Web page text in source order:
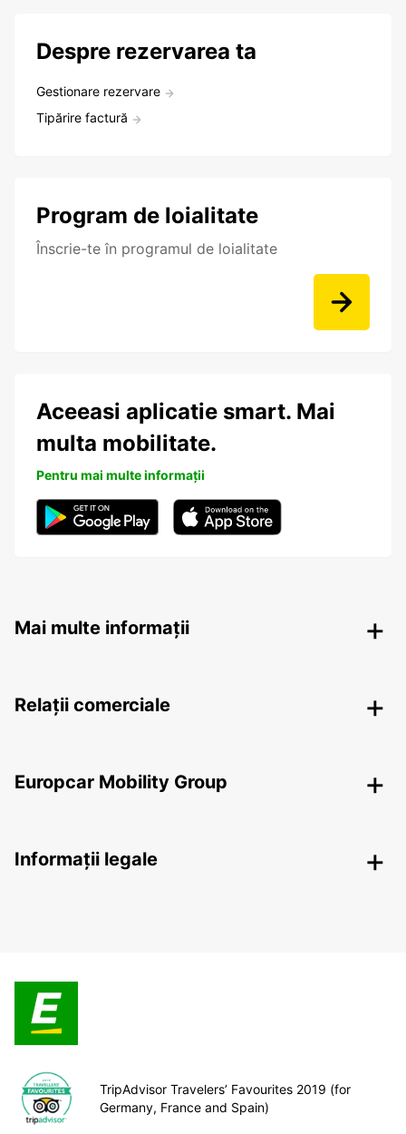
Despre rezervarea ta
Gestionare rezervare
Tipărire factură
Program de loialitate
Înscrie-te în programul de loialitate
Aceeasi aplicatie smart. Mai
multa mobilitate.
Pentru mai multe informații
Mai multe informații
Relații comerciale
Europcar Mobility Group
Informații legale
TripAdvisor Travelers’ Favourites 2019 (for
Germany, France and Spain)